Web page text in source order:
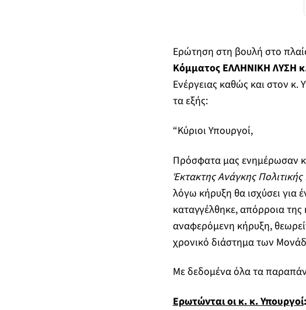
Ερώτηση στη βουλή στο
Κόμματος ΕΛΛΗΝΙΚΗ ΛΥΣΗ
Ενέργειας καθώς και στον κ.
τα εξής:
“Κύριοι Υπουργοί,
Πρόσφατα μας ενημέρωσαν
Έκτακτης Ανάγκης
λόγω κήρυξη θα ισχύσει για
καταγγέλθηκε, απόρροια
αναφερόμενη κήρυξη,
χρονικό διάστημα των
Με δεδομένα όλα τα
Ερωτώνται οι κ. κ. Υπουργοί: